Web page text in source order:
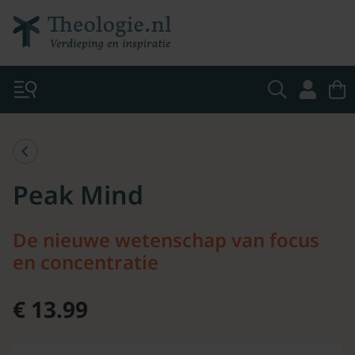
Peak Mind
De nieuwe wetenschap van focus
en concentratie
€ 13.99